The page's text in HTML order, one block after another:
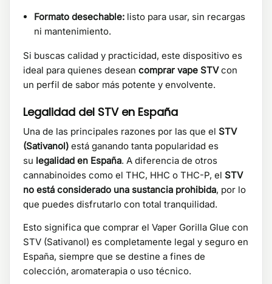
Formato desechable: listo para usar, sin recargas
ni mantenimiento.
Si buscas calidad y practicidad, este dispositivo es
ideal para quienes desean comprar vape STVcon
un perfil de sabor más potente y envolvente.
Legalidad del STV en España
Una de las principales razones por las que el STV
(Sativanol) está ganando tanta popularidad es
su legalidad en España. A diferencia de otros
cannabinoides como el THC, HHC o THC-P, el STV
no está considerado una sustancia prohibida, por lo
que puedes disfrutarlo con total tranquilidad.
Esto significa que comprar el Vaper Gorilla Glue con
STV (Sativanol) es completamente legal y seguro en
España, siempre que se destine a fines de
colección, aromaterapia o uso técnico.